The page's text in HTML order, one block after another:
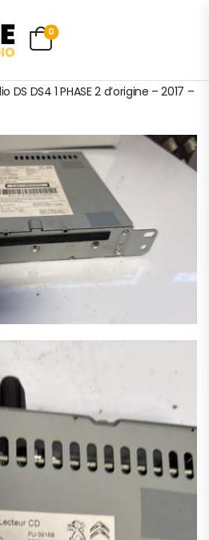
0
DS DS4 1 PHASE 2 d’origine – 2017 –